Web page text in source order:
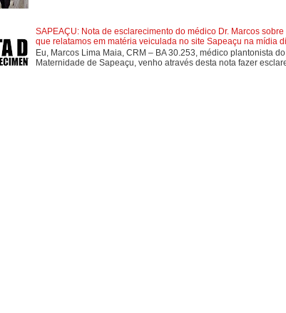
SAPEAÇU: Nota de esclarecimento do médico Dr. Marcos
que relatamos em matéria veiculada no site Sapeaçu na mídia
Eu, Marcos Lima Maia, CRM – BA 30.253, médico plantonista
Maternidade de Sapeaçu, venho através desta nota fazer